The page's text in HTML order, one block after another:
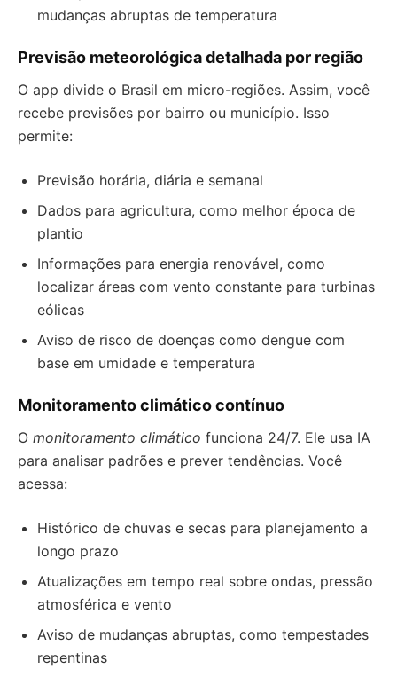
mudanças abruptas de temperatura
Previsão meteorológica detalhada por região
O app divide o Brasil em micro-regiões. Assim, você
recebe previsões por bairro ou município. Isso
permite:
Previsão horária, diária e semanal
Dados para agricultura, como melhor época de
plantio
Informações para energia renovável, como
localizar áreas com vento constante para turbinas
eólicas
Aviso de risco de doenças como dengue com
base em umidade e temperatura
Monitoramento climático contínuo
O monitoramento climático funciona 24/7. Ele usa IA
para analisar padrões e prever tendências. Você
acessa:
Histórico de chuvas e secas para planejamento a
longo prazo
Atualizações em tempo real sobre ondas, pressão
atmosférica e vento
Aviso de mudanças abruptas, como tempestades
repentinas